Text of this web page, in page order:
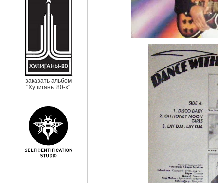
заказать альбом
"Хулиганы 80-х"